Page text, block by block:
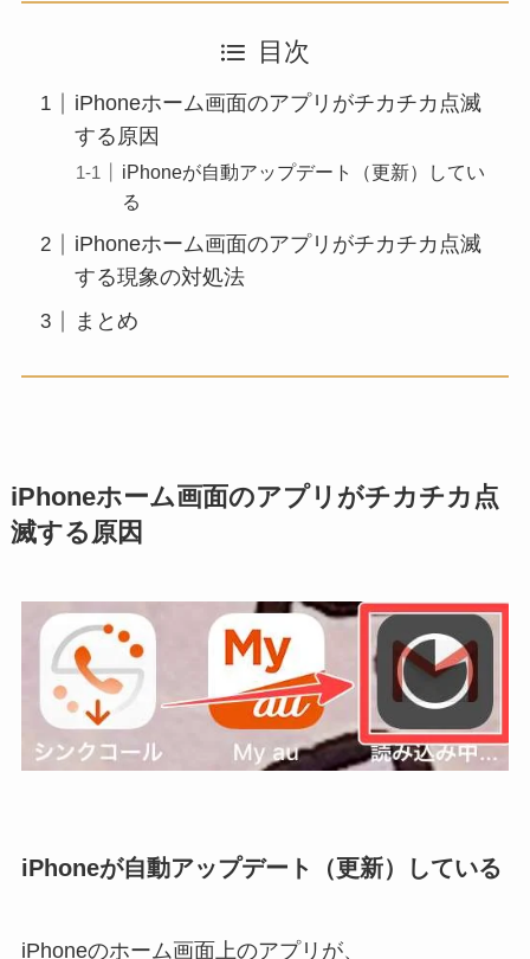
目次
iPhoneホーム画面のアプリがチカチカ点滅
する原因
iPhoneが自動アップデート（更新）してい
る
iPhoneホーム画面のアプリがチカチカ点滅
する現象の対処法
まとめ
iPhoneホーム画面のアプリがチカチカ点
滅する原因
iPhoneが自動アップデート（更新）している
iPhoneのホーム画面上のアプリが、